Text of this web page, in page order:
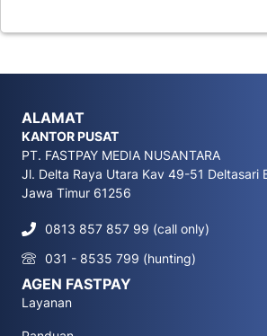
ALAMAT
KANTOR PUSAT
PT. FASTPAY MEDIA NUSANTARA
Jl. Delta Raya Utara Kav 49-51 Deltasari
Jawa Timur 61256
0813 857 857 99 (call only)
031 - 8535 799 (hunting)
AGEN FASTPAY
Layanan